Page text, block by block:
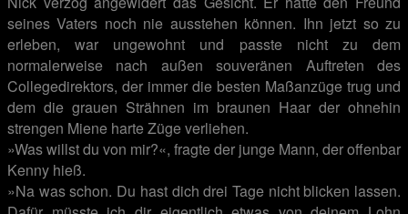
seines Vaters noch nie ausstehen können. Ihn jetzt so zu
erleben, war ungewohnt und passte nicht zu dem
normalerweise nach außen souveränen Auftreten des
Collegedirektors, der immer die besten Maßanzüge trug und
dem die grauen Strähnen im braunen Haar der ohnehin
strengen Miene harte Züge verliehen.
»Was willst du von mir?«, fragte der junge Mann, der offenbar
Kenny hieß.
»Na was schon. Du hast dich drei Tage nicht blicken lassen.